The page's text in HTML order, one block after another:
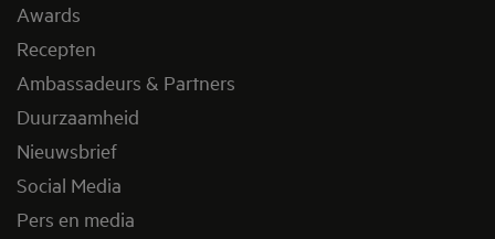
Awards
Recepten
Ambassadeurs & Partners
Duurzaamheid
Nieuwsbrief
Social Media
Pers en media